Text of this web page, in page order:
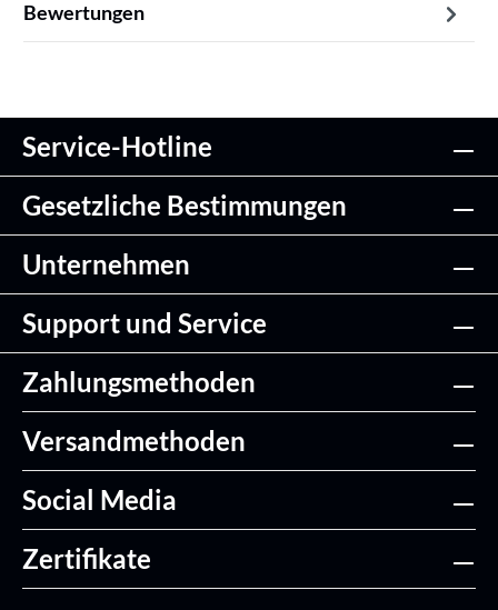
Bewertungen
Service-Hotline
Gesetzliche Bestimmungen
Unternehmen
Support und Service
Zahlungsmethoden
Versandmethoden
Social Media
Zertifikate